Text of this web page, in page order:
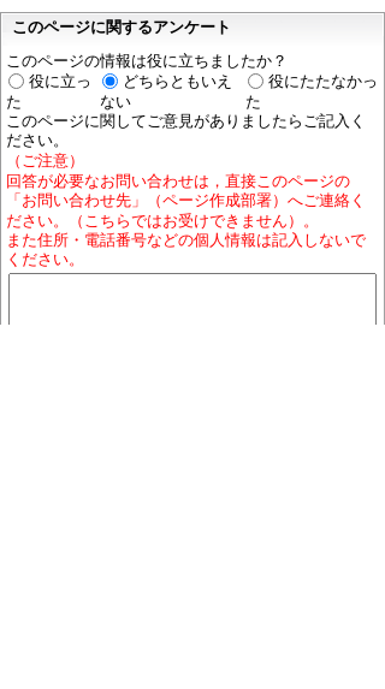
このページに関するアンケート
このページの情報は役に立ちましたか？
役に立っ
た
どちらともいえ
ない
役にたたなかっ
た
このページに関してご意見がありましたらご記入く
ださい。
（ご注意）
回答が必要なお問い合わせは，直接このページの
「お問い合わせ先」（ページ作成部署）へご連絡く
ださい。（こちらではお受けできません）。
また住所・電話番号などの個人情報は記入しないで
ください。